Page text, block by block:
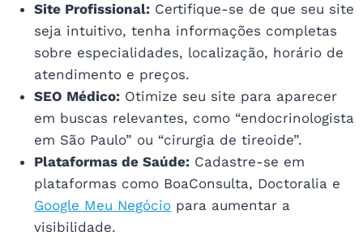
Site Profissional: Certifique-se de que seu site
seja intuitivo, tenha informações completas
sobre especialidades, localização, horário de
atendimento e preços.
SEO Médico: Otimize seu site para aparecer
em buscas relevantes, como “endocrinologista
em São Paulo” ou “cirurgia de tireoide”.
Plataformas de Saúde: Cadastre-se em
plataformas como BoaConsulta, Doctoralia e
Google Meu Negócio para aumentar a
visibilidade.